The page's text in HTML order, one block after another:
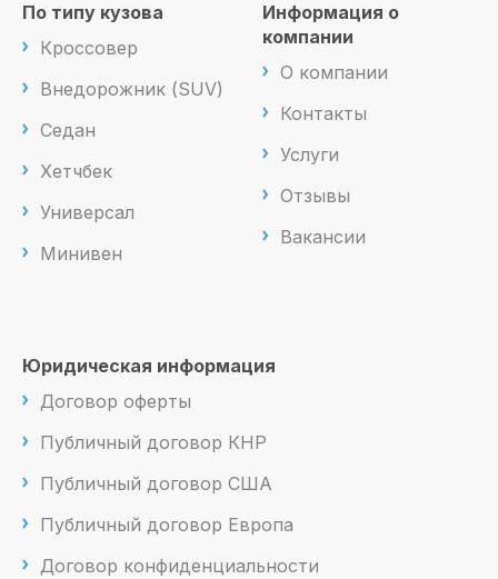
По типу кузова
Кроссовер
Внедорожник (SUV)
Седан
Хетчбек
Универсал
Минивен
Информация о
компании
О компании
Контакты
Услуги
Отзывы
Вакансии
Юридическая информация
Договор оферты
Публичный договор КНР
Публичный договор США
Публичный договор Европа
Договор конфиденциальности